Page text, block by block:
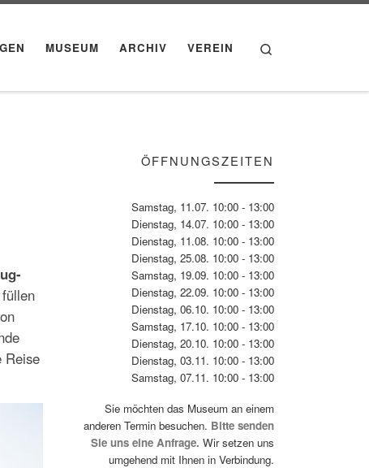
MUSEUM ARCHIV VEREIN
Reise
ÖFFNUNGSZEITEN
Samstag, 11.07. 10:00 - 13:00
Dienstag, 14.07. 10:00 - 13:00
Dienstag, 11.08. 10:00 - 13:00
Dienstag, 25.08. 10:00 - 13:00
Samstag, 19.09. 10:00 - 13:00
Dienstag, 22.09. 10:00 - 13:00
Dienstag, 06.10. 10:00 - 13:00
Samstag, 17.10. 10:00 - 13:00
Dienstag, 20.10. 10:00 - 13:00
Dienstag, 03.11. 10:00 - 13:00
Samstag, 07.11. 10:00 - 13:00
Sie möchten das Museum an einem
anderen Termin besuchen. Bitte senden
Sie uns eine Anfrage. Wir setzen uns
umgehend mit Ihnen in Verbindung.